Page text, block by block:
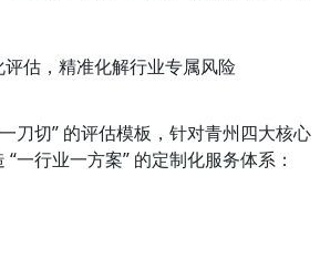
评估，精准化解行业专属风险
刀切” 的评估模板，针对青州四大核心
一行业一方案” 的定制化服务体系：